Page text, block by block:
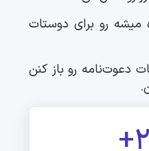
میشه رو برای دوستات
دعوت‌نامه رو باز کنن